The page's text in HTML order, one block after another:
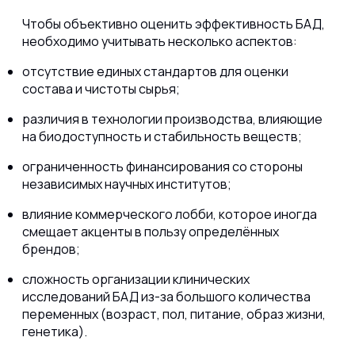
Чтобы объективно оценить эффективность БАД,
необходимо учитывать несколько аспектов:
отсутствие единых стандартов для оценки
состава и чистоты сырья;
различия в технологии производства, влияющие
на биодоступность и стабильность веществ;
ограниченность финансирования со стороны
независимых научных институтов;
влияние коммерческого лобби, которое иногда
смещает акценты в пользу определённых
брендов;
сложность организации клинических
исследований БАД из-за большого количества
переменных (возраст, пол, питание, образ жизни,
генетика).